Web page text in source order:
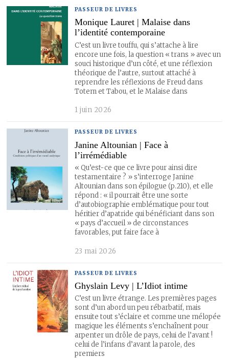
PASSEUR DE LIVRES
Monique Lauret | Malaise dans
l’identité contemporaine
C’est un livre touffu, qui s’attache à lire
encore une fois, la question « trans » avec un
souci historique d’un côté, et une réflexion
théorique de l’autre, surtout attaché à
reprendre les réflexions de Freud dans
Totem et Tabou, et le Malaise dans
1 juin 2026
PASSEUR DE LIVRES
Janine Altounian | Face à
l’irrémédiable
« Qu’est-ce que ce livre pour ainsi dire
testamentaire ? » s’interroge Janine
Altounian dans son épilogue (p.210), et elle
répond : « il pourrait être une sorte
d’autobiographie emblématique pour tout
héritier d’apatride qui bénéficiant dans son
« pays d’accueil » de circonstances
favorables, put faire face à
23 mai 2026
PASSEUR DE LIVRES
Ghyslain Levy | L’Idiot intime
C’est un livre étrange. Les premières pages
sont d’un abord un peu rébarbatif, mais
ensuite tout s’éclaire et comme une mélopée
magique les éléments s’enchaînent pour
arpenter un drôle de pays, celui de l’avant !
celui de l’infans d’avant la parole, des
premiers